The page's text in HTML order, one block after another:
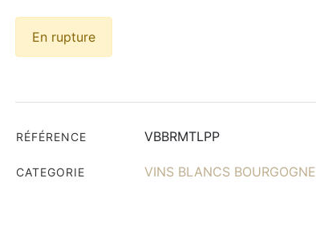
En rupture
RÉFÉRENCE VBBRMTLPP
CATEGORIE VINS BLANCS BOURGOGNE